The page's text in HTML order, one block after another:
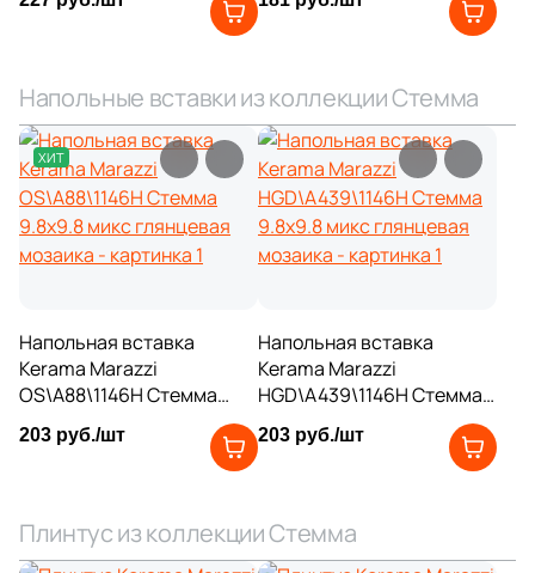
3
39.6x8 (5)
39.8x8 (4)
40х25 (1)
40.2x7.6 (4)
40x20 ( 10)
42.4x42.4 (10)
50x8 (
59x59 (4)
Напольные вставки из коллекции Стемма
ХИТ
Напольная вставка
Kerama Marazzi
OS\A88\1146H Стемма
9.8x9.8 микс глянцевая
мозаика
203 руб./шт
Напольная вставка
Kerama Marazzi
HGD\A439\1146H Стемма
9.8x9.8 микс глянцевая
мозаика
203 руб./шт
Плинтус из коллекции Стемма